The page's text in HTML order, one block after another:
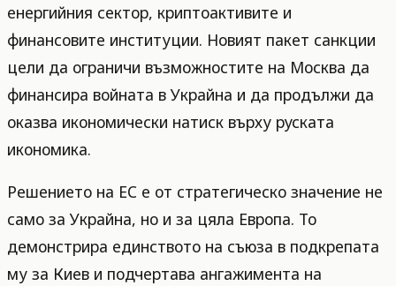
енергийния сектор, криптоактивите и
финансовите институции. Новият пакет санкции
цели да ограничи възможностите на Москва да
финансира войната в Украйна и да продължи да
оказва икономически натиск върху руската
икономика.
Решението на ЕС е от стратегическо значение не
само за Украйна, но и за цяла Европа. То
демонстрира единството на съюза в подкрепата
му за Киев и подчертава ангажимента на